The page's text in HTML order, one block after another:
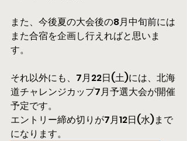
また、今後夏の大会後の8月中旬前には
また合宿を企画し行えればと思いま
す。
それ以外にも、7月22日(土)には、北海
道チャレンジカップ7月予選大会が開催
予定です。
エントリー締め切りが7月12日(水)まで
になります。